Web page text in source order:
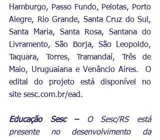
Hamburgo, Passo Fundo, Pelotas, Porto
Alegre, Rio Grande, Santa Cruz do Sul,
Santa Maria, Santa Rosa, Santana do
Livramento, São Borja, São Leopoldo,
Taquara, Torres, Tramandaí, Três de
Maio, Uruguaiana e Venâncio Aires.  O
edital do projeto está disponível no
site sesc.com.br/ead.
Educação Sesc – O Sesc/RS está
presente no desenvolvimento da